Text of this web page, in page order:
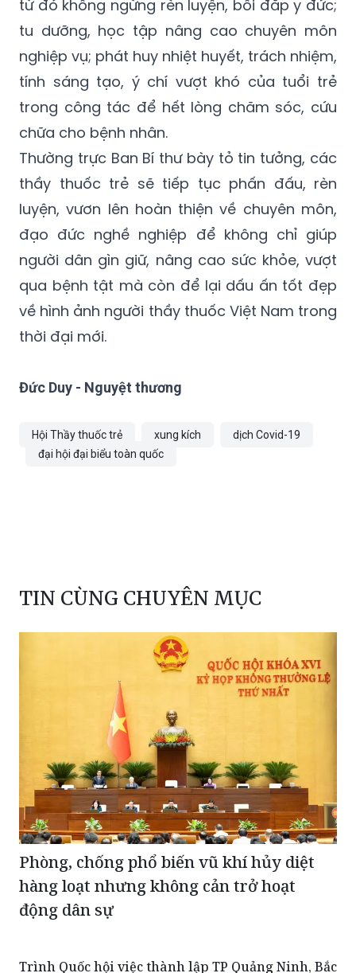
nghiệp vụ; phát huy nhiệt huyết, trách nhiệm,
tính sáng tạo, ý chí vượt khó của tuổi trẻ
trong công tác để hết lòng chăm sóc, cứu
chữa cho bệnh nhân.
Thường trực Ban Bí thư bày tỏ tin tưởng, các
thầy thuốc trẻ sẽ tiếp tục phấn đấu, rèn
luyện, vươn lên hoàn thiện về chuyên môn,
đạo đức nghề nghiệp để không chỉ giúp
người dân gìn giữ, nâng cao sức khỏe, vượt
qua bệnh tật mà còn để lại dấu ấn tốt đẹp
về hình ảnh người thầy thuốc Việt Nam trong
thời đại mới.
Đức Duy - Nguyệt thương
Hội Thầy thuốc trẻ xung kích
Phòng, chống phổ biến vũ khí hủy diệt
hàng loạt nhưng không cản trở hoạt
động dân sự
Trình Quốc hội việc thành lập TP Quảng Ninh, Bắc